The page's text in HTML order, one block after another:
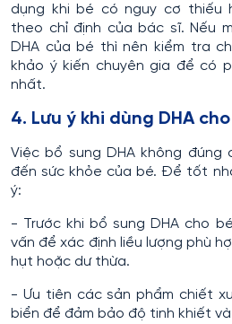
dụng khi bé có nguy cơ thiếu
theo chỉ định của bác sĩ. Nếu
DHA của bé thì nên kiểm tra
khảo ý kiến chuyên gia để có
nhất.
4. Lưu ý khi dùng DHA
Việc bổ sung DHA không
đến sức khỏe của bé. Để tốt
ý:
- Trước khi bổ sung DHA cho
vấn để xác định liều lượng phù
hụt hoặc dư thừa.
- Ưu tiên các sản phẩm chiết
biển để đảm bảo độ tinh khiết